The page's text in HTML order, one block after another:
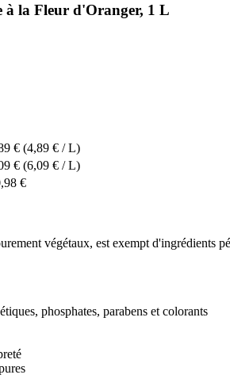
à la Fleur d'Oranger, 1 L
€ (4,89 € / L)
€ (6,09 € / L)
€
végétaux, est exempt d'ingrédients
phosphates, parabens et colorants